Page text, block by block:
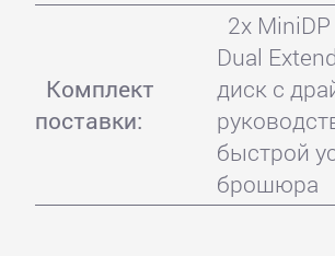
Комплект
поставки:
2x
Dual
диск с
быстрой
брошюра